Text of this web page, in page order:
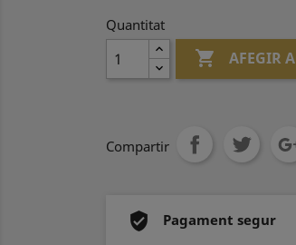
Quantitat
 AFEGIR
Compartir
Pagament segur